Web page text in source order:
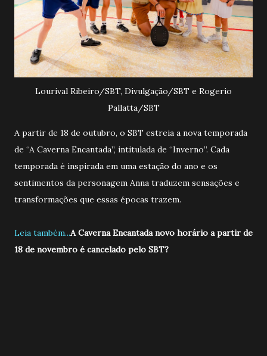
Lourival Ribeiro/SBT, Divulgação/SBT e Rogerio
Pallatta/SBT
A partir de 18 de outubro, o SBT estreia a nova temporada
de “A Caverna Encantada”, intitulada de “Inverno”. Cada
temporada é inspirada em uma estação do ano e os
sentimentos da personagem Anna traduzem sensações e
transformações que essas épocas trazem.
Leia também...A Caverna Encantada novo horário a partir de
18 de novembro é cancelado pelo SBT?